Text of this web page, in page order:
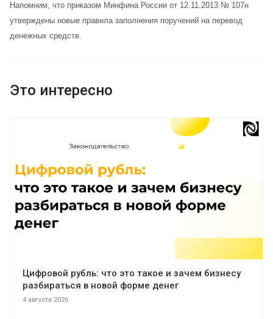
Напомним, что приказом Минфина России от 12.11.2013 № 107н
утверждены новые правила заполнения поручений на перевод
денежных средств.
Это интересно
Цифровой рубль: что это такое и зачем бизнесу
разбираться в новой форме денег
4 августа 2026